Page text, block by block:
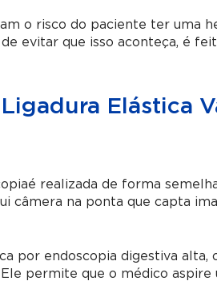
o risco do paciente ter uma
evitar que isso aconteça, é
Elástica
é realizada de forma
câmera na ponta que capta
por endoscopia digestiva alta,
permite que o médico aspire